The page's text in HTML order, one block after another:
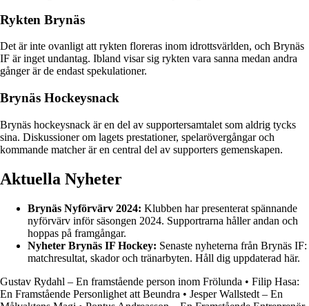
Rykten Brynäs
Det är inte ovanligt att rykten floreras inom idrottsvärlden, och Brynäs
IF är inget undantag. Ibland visar sig rykten vara sanna medan andra
gånger är de endast spekulationer.
Brynäs Hockeysnack
Brynäs hockeysnack är en del av supportersamtalet som aldrig tycks
sina. Diskussioner om lagets prestationer, spelarövergångar och
kommande matcher är en central del av supporters gemenskapen.
Aktuella Nyheter
Brynäs Nyförvärv 2024: Klubben har presenterat spännande
nyförvärv inför säsongen 2024. Supportrarna håller andan och
hoppas på framgångar.
Nyheter Brynäs IF Hockey: Senaste nyheterna från Brynäs IF:
matchresultat, skador och tränarbyten. Håll dig uppdaterad här.
Gustav Rydahl – En framstående person inom Frölunda • Filip Hasa:
En Framstående Personlighet att Beundra • Jesper Wallstedt – En